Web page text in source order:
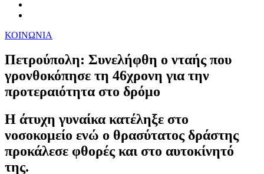
ΚΟΙΝΩΝΙΑ
Πετρούπολη: Συνελήφθη ο νταής που
γρονθοκόπησε τη 46χρονη για την
προτεραιότητα στο δρόμο
Η άτυχη γυναίκα κατέληξε στο
νοσοκομείο ενώ ο θρασύτατος δράστης
προκάλεσε φθορές και στο αυτοκίνητό
της.